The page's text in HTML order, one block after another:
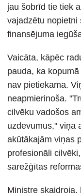
jau šobrīd tie tiek
vajadzētu nopietni
finansējuma
Vaicāta, kāpēc
pauda, ka
nav pietiekama.
neapmierinoša.
cilvēku vadošos
uzdevumus," viņa
akūtākajām viņas
profesionāli
sarežģītas
Ministre skaidroja,